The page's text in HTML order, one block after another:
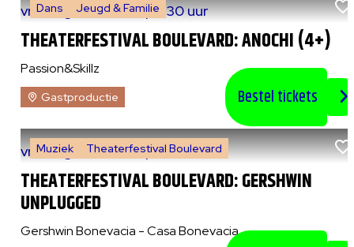
THEATERFESTIVAL BOULEVARD: ANOCHI (4+)
Dans Jeugd & Familie
vr 7 augustus 2026|14:30 uur
Passion&Skillz
Gastproductie Bestel tickets
THEATERFESTIVAL BOULEVARD: GERSHWIN
UNPLUGGED
Muziek Theaterfestival Boulevard
vr 7 augustus 2026|20:30 uur
Gershwin Bonevacia - Casa Bonevacia